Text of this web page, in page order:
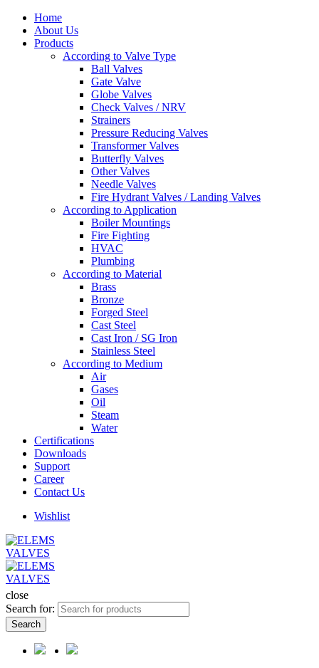
Home
About Us
Products
According to Valve Type
Ball Valves
Gate Valve
Globe Valves
Check Valves / NRV
Strainers
Pressure Reducing Valves
Transformer Valves
Butterfly Valves
Other Valves
Needle Valves
Fire Hydrant Valves / Landing Valves
According to Application
Boiler Mountings
Fire Fighting
HVAC
Plumbing
According to Material
Brass
Bronze
Forged Steel
Cast Steel
Cast Iron / SG Iron
Stainless Steel
According to Medium
Air
Gases
Oil
Steam
Water
Certifications
Downloads
Support
Career
Contact Us
Wishlist
close
Search for:
Search